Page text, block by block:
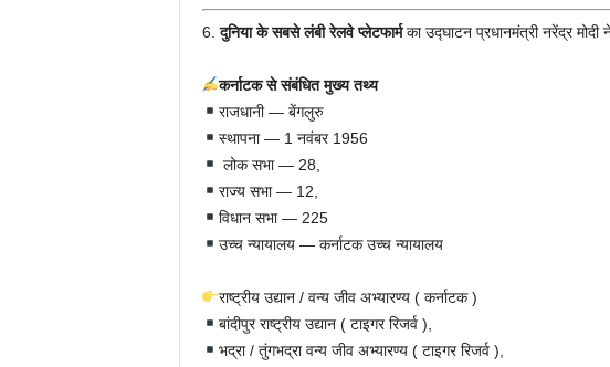
6.दुनिया के सबसे लंबी रेलवे प्लेटफार्मका उद्घाटन प्रधानमंत्री नरेंद्र
कर्नाटक से संबंधित मुख्य तथ्य
राजधानी — बेंगलुरु
स्थापना — 1 नवंबर 1956
लोक सभा — 28,
राज्य सभा — 12,
विधान सभा — 225
उच्च न्यायालय — कर्नाटक उच्च न्यायालय
राष्ट्रीय उद्यान / वन्य जीव अभ्यारण्य ( कर्नाटक )
बांदीपुर राष्ट्रीय उद्यान ( टाइगर रिजर्व ),
भद्रा / तुंगभद्रा वन्य जीव अभ्यारण्य ( टाइगर रिजर्व ),